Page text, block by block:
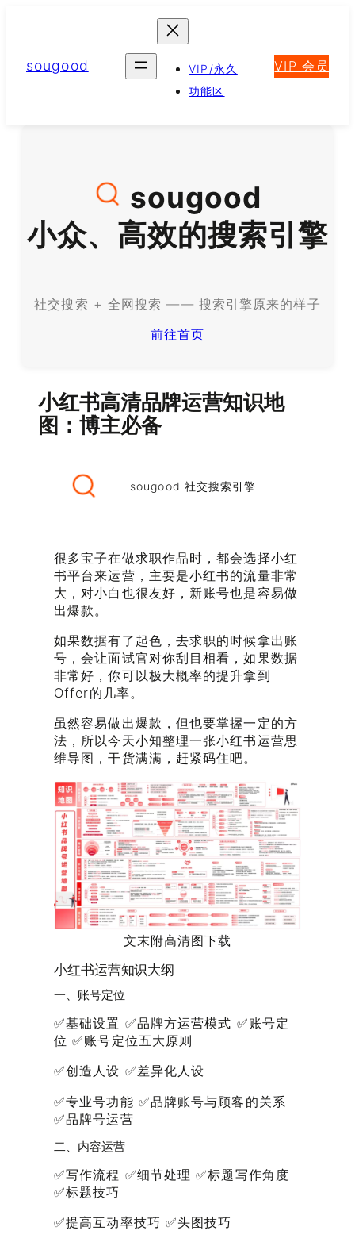
sougood
VIP/永久
功能区
VIP 会员
sougood
小众、高效的搜索引擎
社交搜索 + 全网搜索 —— 搜索引擎原来的样子
前往首页
小红书高清品牌运营知识地
图：博主必备
sougood 社交搜索引擎
很多宝子在做求职作品时，都会选择小红
书平台来运营，主要是小红书的流量非常
大，对小白也很友好，新账号也是容易做
出爆款。
如果数据有了起色，去求职的时候拿出账
号，会让面试官对你刮目相看，如果数据
非常好，你可以极大概率的提升拿到
Offer的几率。
虽然容易做出爆款，但也要掌握一定的方
法，所以今天小知整理一张小红书运营思
维导图，干货满满，赶紧码住吧。
文末附高清图下载
小红书运营知识大纲
一、账号定位
✅基础设置 ✅品牌方运营模式 ✅账号定
位 ✅账号定位五大原则
✅创造人设 ✅差异化人设
✅专业号功能 ✅品牌账号与顾客的关系
✅品牌号运营
二、内容运营
✅写作流程 ✅细节处理 ✅标题写作角度
✅标题技巧
✅提高互动率技巧 ✅头图技巧